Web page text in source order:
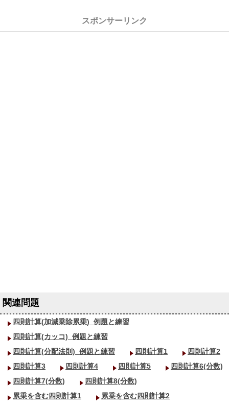
四則計算(加減乗除累乗)_ 例題と練習
四則計算(カッコ)_ 例題と練習
四則計算(分配法則)_ 例題と練習 四則計算1
四則計算2
四則計算3
四則計算4 四則計算5
四則計算6(分数)
四則計算7(分数)
四則計算8(分数)
累乗を含む四則計算1
累乗を含む四則計算2